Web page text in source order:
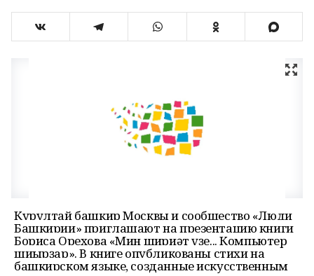
Курултай башкир Москвы и сообщество «Люди
Башкирии» приглашают на презентацию книги
Бориса Орехова «Мин шиғриәт үҙе... Компьютер
шиғырҙар». В книге опубликованы стихи на
башкирском языке, созданные искусственным